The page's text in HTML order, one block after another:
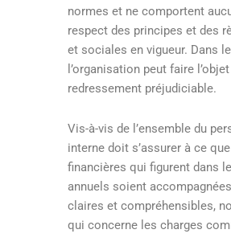
normes et ne comportent
respect des principes et des
et sociales en vigueur. Dans
l’organisation peut faire l’objet
redressement préjudiciable.
Vis-à-vis de l’ensemble du
interne doit s’assurer à ce
financières qui figurent dans
annuels soient
claires et compréhensibles,
qui concerne les charges